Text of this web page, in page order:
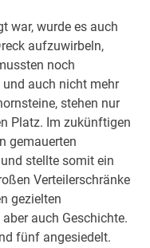
war, wurde es auch
aufzuwirbeln,
noch
und auch nicht mehr
stehen nur
Platz. Im zukünftigen
gemauerten
stellte somit ein
Verteilerschränke
gezielten
auch Geschichte.
fünf angesiedelt.